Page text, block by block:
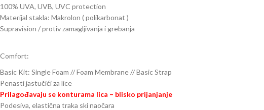
100% UVA, UVB, UVC protection
Materijal stakla: Makrolon ( polikarbonat )
Supravision / protiv zamagljivanja i grebanja
Comfort:
Basic Kit: Single Foam // Foam Membrane // Basic Strap
Penasti jastučići za lice
Prilagođavaju se konturama lica – blisko prijanjanje
Podesiva, elastična traka ski naočara